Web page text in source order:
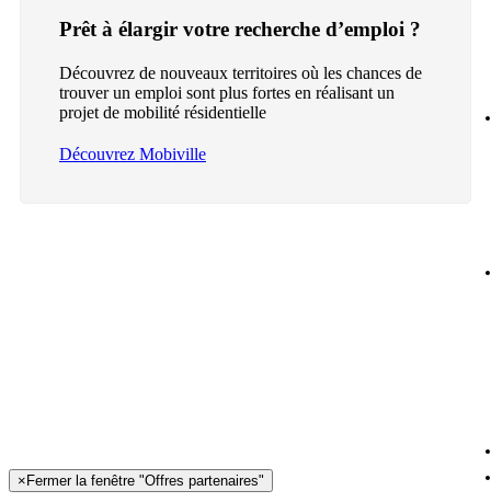
Prêt à élargir votre recherche d’emploi ?
Découvrez de nouveaux territoires où les chances de
trouver un emploi sont plus fortes en réalisant un
projet de mobilité résidentielle
Découvrez Mobiville
× Fermer la fenêtre "Offres partenaires"